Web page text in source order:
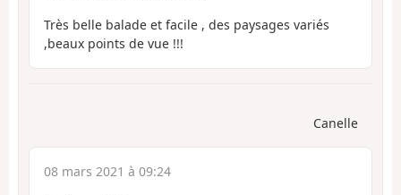
Très belle balade et facile , des paysages variés
,beaux points de vue !!!
Canelle
08 mars 2021 à 09:24